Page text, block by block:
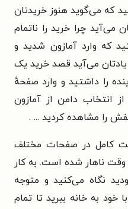
که می‌گوید هنوز خریدتان
می‌آید چرا خرید را ناتمام
که وارد آمازون شدید و
می‌آید قصد خرید یک
را داشتید و وارد صفحهٔ
انتخاب دامن از آمازون
را مشاهده کردید ... .
کامل در صفحات مختلف
ناهار شده است. به کار
نگاه می‌کنید و متوجه
به خانه ببرید تا تمام